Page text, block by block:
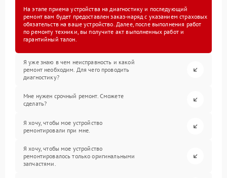
На этапе приема устройства на диагностику и последующий
ремонт вам будет предоставлен заказ-наряд с указанием страховых
обязательств на ваше устройство. Далее, после выполнения работ
по ремонту техники, вы получите акт выполненных работ и
гарантийный талон.
Я уже знаю в чем неисправность и какой
ремонт необходим. Для чего проводить
диагностику?
Мне нужен срочный ремонт. Сможете
сделать?
Я хочу, чтобы мое устройство
ремонтировали при мне.
Я хочу, чтобы мое устройство
ремонтировалось только оригинальными
запчастями.